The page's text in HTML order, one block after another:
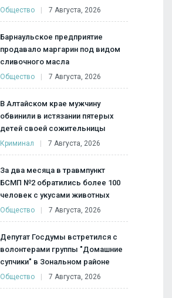
Общество 7 Августа, 2026
Барнаульское предприятие
продавало маргарин под видом
сливочного масла
Общество 7 Августа, 2026
В Алтайском крае мужчину
обвинили в истязании пятерых
детей своей сожительницы
Криминал 7 Августа, 2026
За два месяца в травмпункт
БСМП №2 обратились более 100
человек с укусами животных
Общество 7 Августа, 2026
Депутат Госдумы встретился с
волонтерами группы "Домашние
супчики" в Зональном районе
Общество 7 Августа, 2026